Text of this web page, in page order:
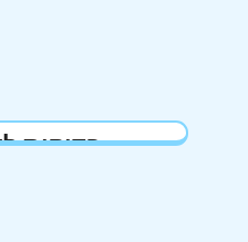
בדיקות
לאחר ניתוח, לבחינת
או לזיהוי